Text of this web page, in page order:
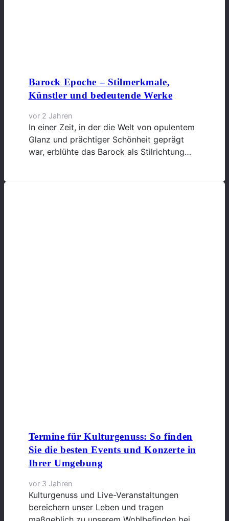
Barock Epoche – Stilmerkmale,
Künstler und bedeutende Werke
vor 2 Jahren
In einer Zeit, in der die Welt von opulentem
Glanz und prächtiger Schönheit geprägt
war, erblühte das Barock als Stilrichtung…
Termine für Kulturgenuss: So finden
Sie die besten Events und Konzerte in
Ihrer Umgebung
vor 3 Jahren
Kulturgenuss und Live-Veranstaltungen
bereichern unser Leben und tragen